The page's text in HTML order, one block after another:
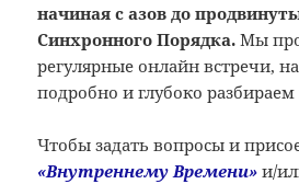
начиная с азов до
Синхронного Порядка. Мы
регулярные онлайн встречи,
подробно и глубоко
Чтобы задать вопросы и
«Внутреннему Времени» и/